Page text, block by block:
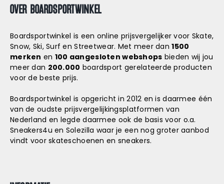
OVER BOARDSPORTWINKEL
Boardsportwinkel is een online prijsvergelijker voor Skate,
Snow, Ski, Surf en Streetwear. Met meer dan1500
merken en 100 aangesloten webshops bieden wij jou
meer dan 200.000 boardsport gerelateerde producten
voor de beste prijs.
Boardsportwinkel is opgericht in 2012 en is daarmee één
van de oudste prijsvergelijkingsplatformen van
Nederland en legde daarmee ook de basis voor o.a.
Sneakers4u en Solezilla waar je een nog groter aanbod
vindt voor skateschoenen en sneakers.